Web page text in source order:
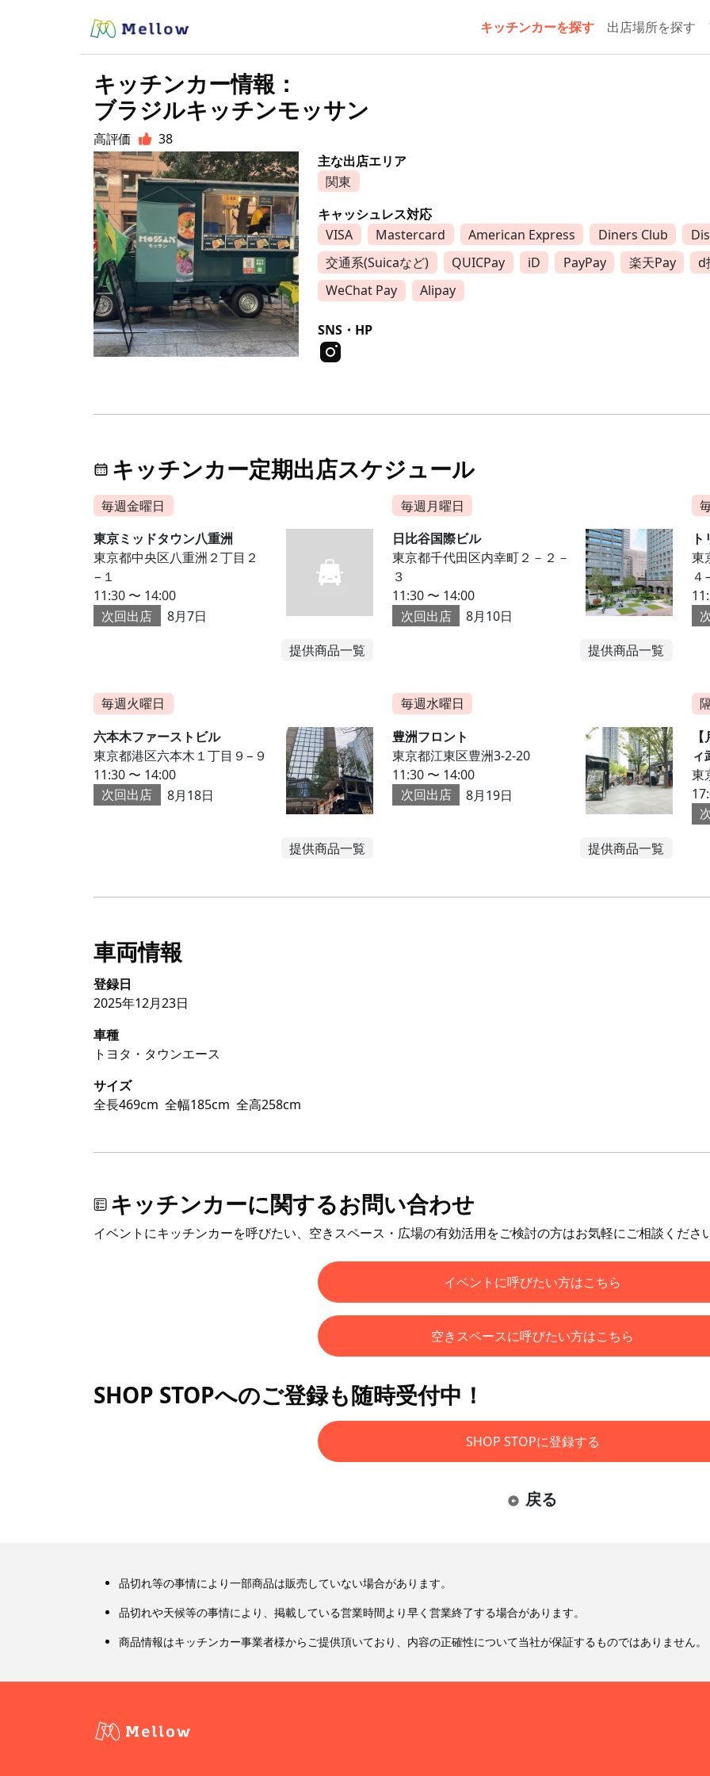
キッチンカーを探す 出店場所を探す
キッチンカー情報：
ブラジルキッチンモッサン
高評価
38
主な出店エリア
関東
キャッシュレス対応
VISA
Mastercard American Express Diners Club
交通系(Suicaなど)
QUICPay iD PayPay 楽天Pay
d
WeChat Pay
Alipay
SNS・HP
キッチンカー定期出店スケジュール
毎週金曜日
東京ミッドタウン八重洲
東京都中央区八重洲２丁目２
−１
11:30 〜 14:00
次回出店
8月7日
提供商品一覧
毎週月曜日
日比谷国際ビル
東京都千代田区内幸町２－２－
３
11:30 〜 14:00
次回出店
8月10日
提供商品一覧
東
４
毎週火曜日
六本木ファーストビル
東京都港区六本木１丁目９−９
11:30 〜 14:00
次回出店
8月18日
提供商品一覧
毎週水曜日
豊洲フロント
東京都江東区豊洲3-2-20
11:30 〜 14:00
次回出店
8月19日
提供商品一覧
ィ
東
車両情報
登録日
2025年12月23日
車種
トヨタ・タウンエース
サイズ
全長469cm 全幅185cm 全高258cm
キッチンカーに関するお問い合わせ
イベントにキッチンカーを呼びたい、空きスペース・広場の有効活用をご検討の方はお気軽にご相談くださ
イベントに呼びたい方はこちら
空きスペースに呼びたい方はこちら
SHOP STOPへのご登録も随時受付中！
SHOP STOPに登録する
戻る
品切れ等の事情により一部商品は販売していない場合があります。
品切れや天候等の事情により、掲載している営業時間より早く営業終了する場合があります。
商品情報はキッチンカー事業者様からご提供頂いており、内容の正確性について当社が保証するものではありません。